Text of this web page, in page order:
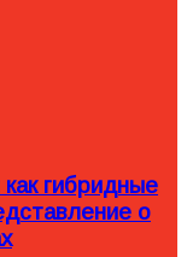
гибридные
о